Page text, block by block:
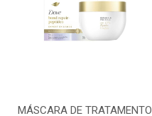
MÁSCARA DE TRATAMENTO